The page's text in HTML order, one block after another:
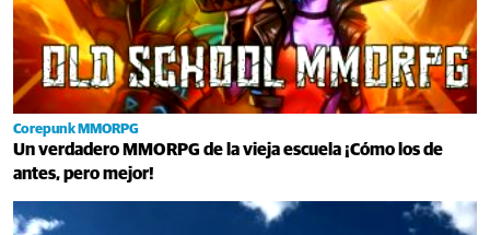
Corepunk MMORPG
Un verdadero MMORPG de la vieja escuela ¡Cómo los de
antes, pero mejor!